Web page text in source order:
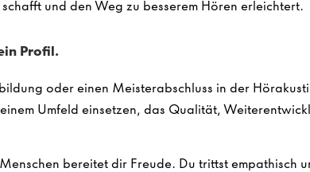
und den Weg zu besserem Hören erleichtert.
Profil.
oder einen Meisterabschluss in der
Umfeld einsetzen, das Qualität,
bereitet dir Freude. Du trittst empathisch